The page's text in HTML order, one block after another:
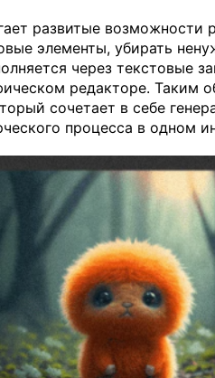
развитые возможности
элементы, убирать
через текстовые
редакторе. Таким
сочетает в себе
процесса в одном